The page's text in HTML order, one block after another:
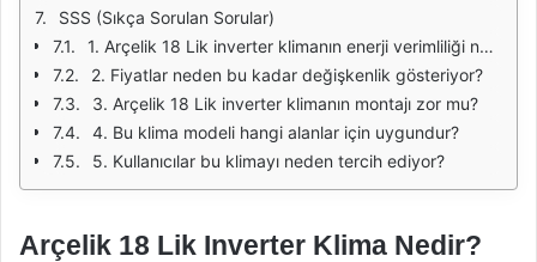
SSS (Sıkça Sorulan Sorular)
1. Arçelik 18 Lik inverter klimanın enerji verimliliği nedir?
2. Fiyatlar neden bu kadar değişkenlik gösteriyor?
3. Arçelik 18 Lik inverter klimanın montajı zor mu?
4. Bu klima modeli hangi alanlar için uygundur?
5. Kullanıcılar bu klimayı neden tercih ediyor?
Arçelik 18 Lik Inverter Klima Nedir?